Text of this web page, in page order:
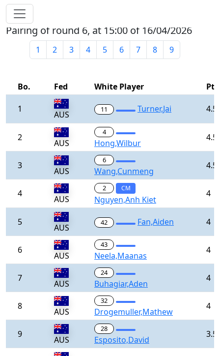
Pairing of round 6, at 15:00 of 16/04/2026
1 2 3 4 5 6 7 8 9
Bo. Fed White Player Pts
1
AUS 11 Turner,Jai 4.5
2
AUS
4
Hong,Wilbur
4.5
3
AUS
6
Wang,Cunmeng
4.5
4
AUS
2 CM
Nguyen,Anh Kiet
4
5
AUS 42 Fan,Aiden 4
6
AUS
43
Neela,Maanas
4
7
AUS
24
Buhagiar,Aden
4
8
AUS
32
Drogemuller,Mathew
4
9
AUS
28
Esposito,David
3.5